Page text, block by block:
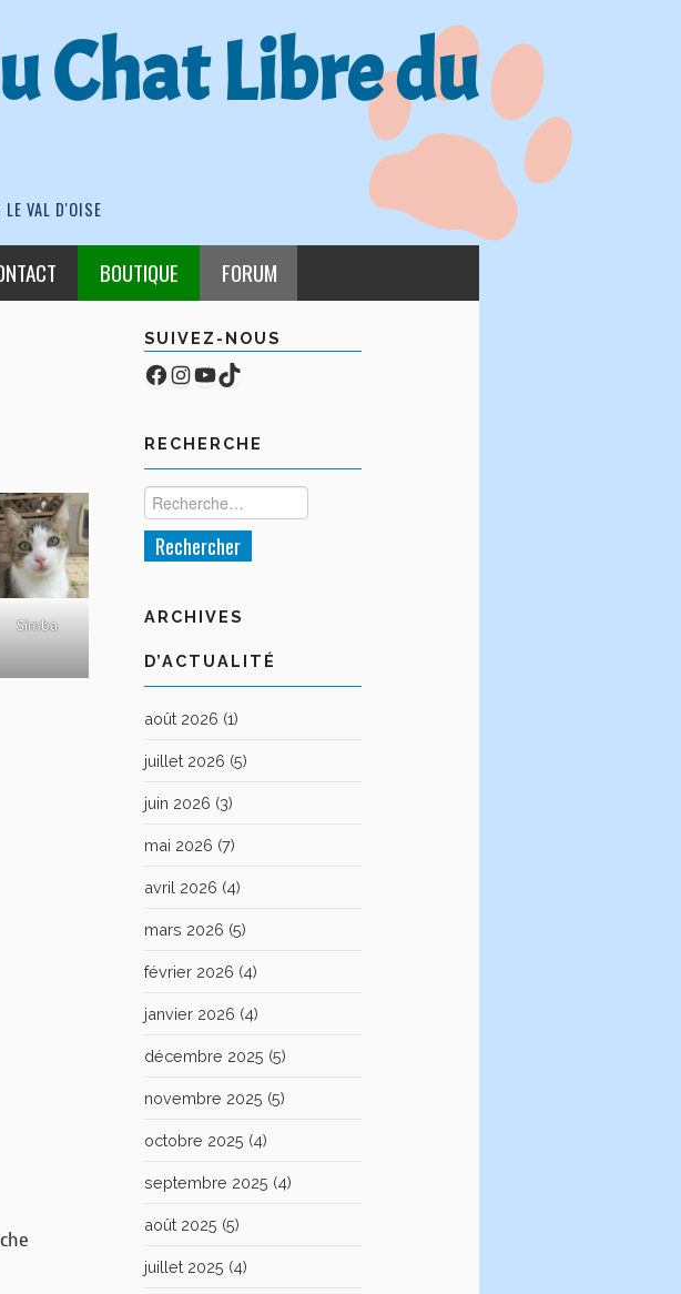
Chat Libre du
VAL D'OISE
BOUTIQUE FORUM
Simba
SUIVEZ-NOUS
Facebook
Compte Instagram
YouTube
TikTok
RECHERCHE
ARCHIVES
D’ACTUALITÉ
août 2026 (1)
juillet 2026 (5)
juin 2026 (3)
mai 2026 (7)
avril 2026 (4)
mars 2026 (5)
février 2026 (4)
janvier 2026 (4)
décembre 2025 (5)
novembre 2025 (5)
octobre 2025 (4)
septembre 2025 (4)
août 2025 (5)
juillet 2025 (4)